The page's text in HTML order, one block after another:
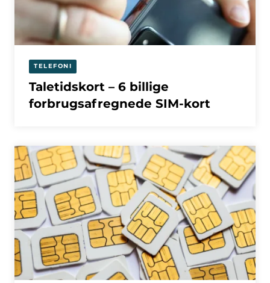
TELEFONI
Taletidskort – 6 billige
forbrugsafregnede SIM-kort